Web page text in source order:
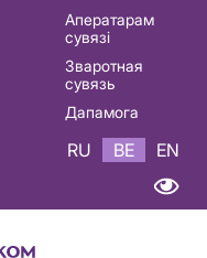
Аператарам
сувязі
Зваротная
сувязь
Дапамога
RU BE EN